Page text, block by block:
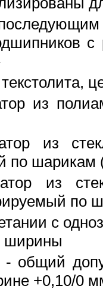
из
из
по шарикам
из
по
с
ширины
общий
+0,10/0